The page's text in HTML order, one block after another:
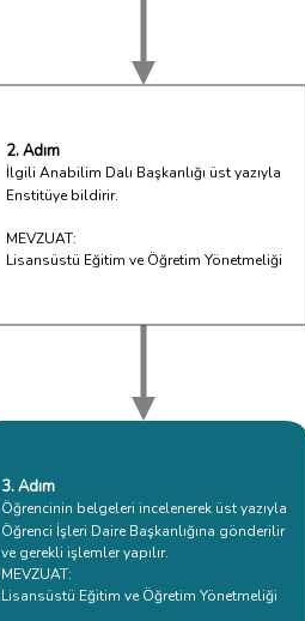
2. Adım
İlgili Anabilim Dalı Başkanlığı üst yazıyla
Enstitüye bildirir.
MEVZUAT:
Lisansüstü Eğitim ve Öğretim Yönetmeliği
3. Adım
Öğrencinin belgeleri incelenerek üst yazıyla
Öğrenci İşleri Daire Başkanlığına gönderilir
ve gerekli işlemler yapılır.
MEVZUAT:
Lisansüstü Eğitim ve Öğretim Yönetmeliği